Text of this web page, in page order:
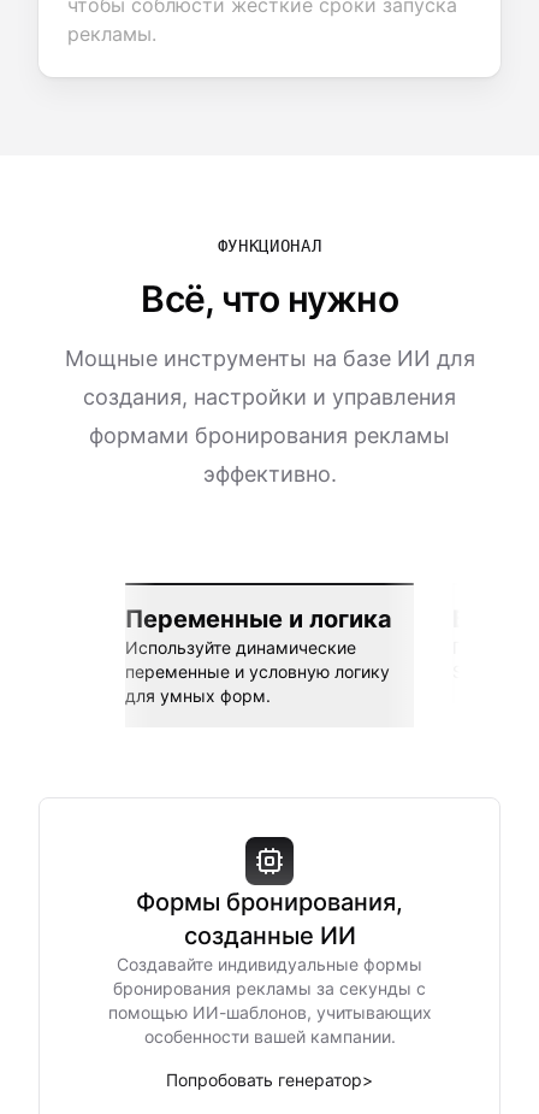
чтобы соблюсти жёсткие сроки запуска
рекламы.
ФУНКЦИОНАЛ
Всё, что нужно
Мощные инструменты на базе ИИ для
создания, настройки и управления
формами бронирования рекламы
эффективно.
Переменные и логика
Используйте динамические
переменные и условную логику
для умных форм.
Формы бронирования,
созданные ИИ
Создавайте индивидуальные формы
бронирования рекламы за секунды с
помощью ИИ-шаблонов, учитывающих
особенности вашей кампании.
Попробовать генератор>